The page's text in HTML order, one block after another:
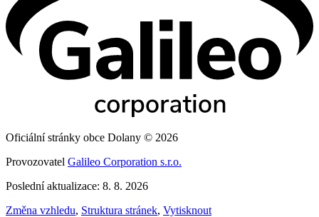
Oficiální stránky obce Dolany © 2026
Provozovatel Galileo Corporation s.r.o.
Poslední aktualizace: 8. 8. 2026
Změna vzhledu, Struktura stránek, Vytisknout